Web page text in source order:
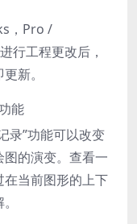
，Pro /
行工程更改后，
新。
能
录”功能可以改变
的演变。查看一
当前图形的上下